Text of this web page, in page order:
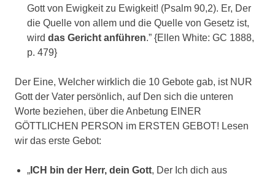
Gott von Ewigkeit zu Ewigkeit! (Psalm 90,2). Er, Der
die Quelle von allem und die Quelle von Gesetz ist,
wird das Gericht anführen.” {Ellen White: GC 1888,
p. 479}
Der Eine, Welcher wirklich die 10 Gebote gab, ist NUR
Gott der Vater persönlich, auf Den sich die unteren
Worte beziehen, über die Anbetung EINER
GÖTTLICHEN PERSON im ERSTEN GEBOT! Lesen
wir das erste Gebot:
„ ICH bin der Herr, dein Gott, Der Ich dich aus